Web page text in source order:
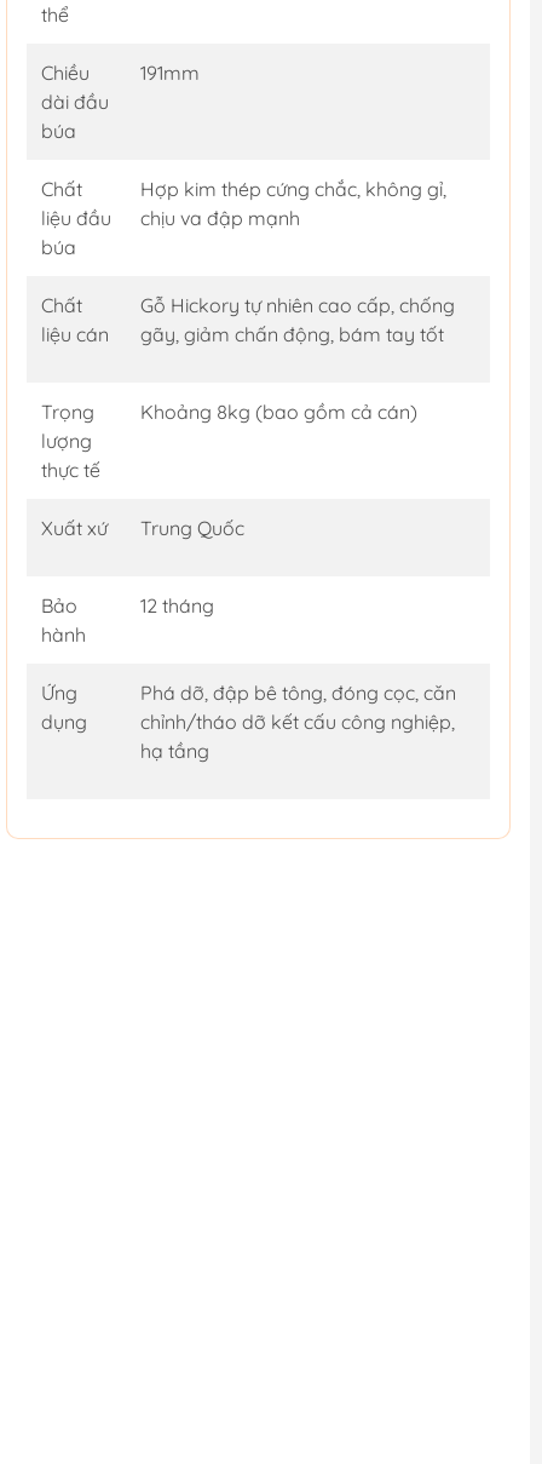
thể
Chiều
dài đầu
búa
191mm
Chất
liệu đầu
búa
Hợp kim thép cứng chắc, không gỉ,
chịu va đập mạnh
Chất
liệu cán
Gỗ Hickory tự nhiên cao cấp, chống
gãy, giảm chấn động, bám tay tốt
Trọng
lượng
thực tế
Khoảng 8kg (bao gồm cả cán)
Xuất xứ Trung Quốc
Bảo
hành
12 tháng
Ứng
dụng
Phá dỡ, đập bê tông, đóng cọc, căn
chỉnh/tháo dỡ kết cấu công nghiệp,
hạ tầng